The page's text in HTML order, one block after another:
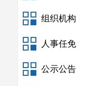
组织机构
人事任免
公示公告